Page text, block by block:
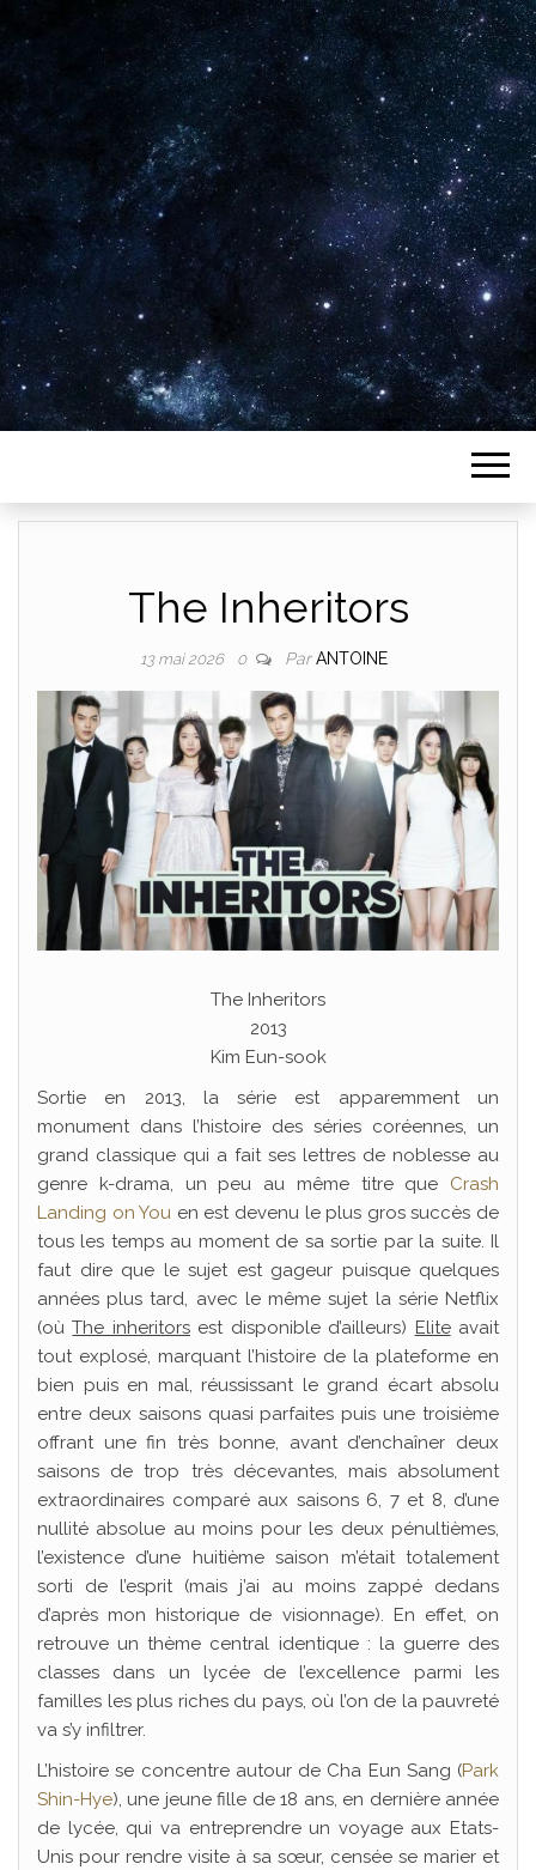
Plus de 2800 critiques de films
The Inheritors
13 mai 2026 0 ParANTOINE
The Inheritors
2013
Kim Eun-sook
Sortie en 2013, la série est apparemment un
monument dans l’histoire des séries coréennes, un
grand classique qui a fait ses lettres de noblesse au
genre k-drama, un peu au même titre que Crash
Landing on You en est devenu le plus gros succès de
tous les temps au moment de sa sortie par la suite. Il
faut dire que le sujet est gageur puisque quelques
années plus tard, avec le même sujet la série Netflix
(oùThe inheritorsest disponible d’ailleurs) Eliteavait
tout explosé, marquant l’histoire de la plateforme en
bien puis en mal, réussissant le grand écart absolu
entre deux saisons quasi parfaites puis une troisième
offrant une fin très bonne, avant d’enchaîner deux
saisons de trop très décevantes, mais absolument
extraordinaires comparé aux saisons 6, 7 et 8, d’une
nullité absolue au moins pour les deux pénultièmes,
l’existence d’une huitième saison m’était totalement
sorti de l’esprit (mais j’ai au moins zappé dedans
d’après mon historique de visionnage). En effet, on
retrouve un thème central identique : la guerre des
classes dans un lycée de l’excellence parmi les
familles les plus riches du pays, où l’on de la pauvreté
va s’y infiltrer.
L’histoire se concentre autour de Cha Eun Sang (Park
Shin-Hye), une jeune fille de 18 ans, en dernière année
de lycée, qui va entreprendre un voyage aux Etats-
Unis pour rendre visite à sa sœur, censée se marier et